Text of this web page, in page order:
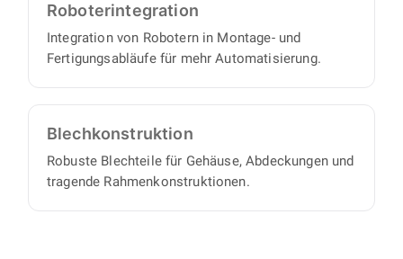
Roboter­integration
Integration von Robotern in Montage- und
Fertigungsabläufe für mehr Automatisierung.
Blech­konstruktion
Robuste Blechteile für Gehäuse, Abdeckungen und
tragende Rahmenkonstruktionen.